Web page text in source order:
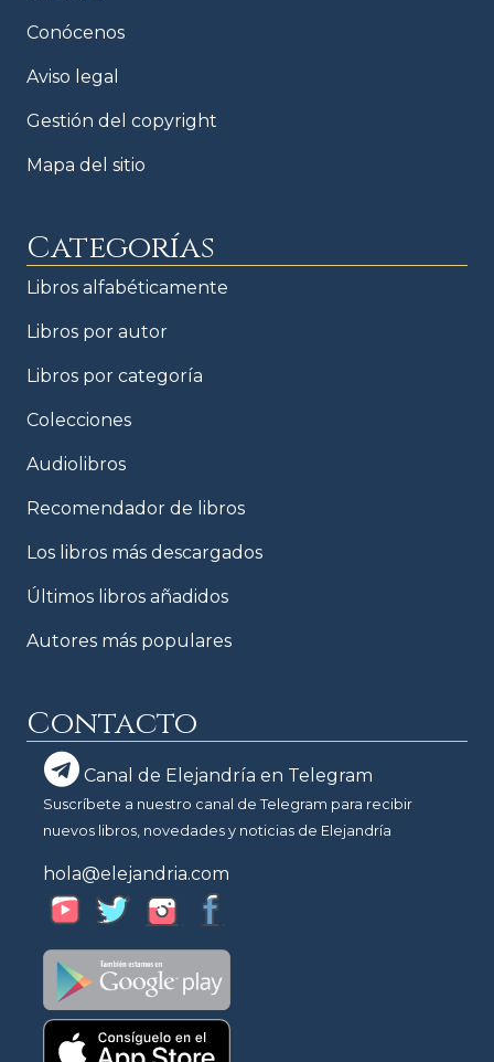
Conócenos
Aviso legal
Gestión del copyright
Mapa del sitio
Categorías
Libros alfabéticamente
Libros por autor
Libros por categoría
Colecciones
Audiolibros
Recomendador de libros
Los libros más descargados
Últimos libros añadidos
Autores más populares
Contacto
Canal de Elejandría en Telegram
Suscríbete a nuestro canal de Telegram para recibir
nuevos libros, novedades y noticias de Elejandría
hola@elejandria.com